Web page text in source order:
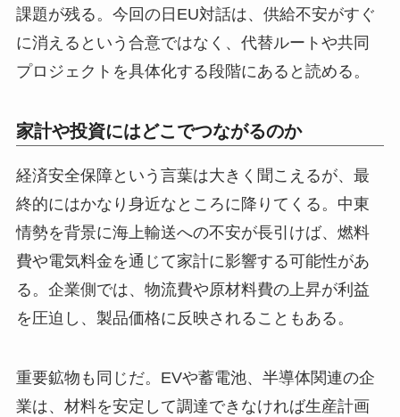
課題が残る。今回の日EU対話は、供給不安がすぐ
に消えるという合意ではなく、代替ルートや共同
プロジェクトを具体化する段階にあると読める。
家計や投資にはどこでつながるのか
経済安全保障という言葉は大きく聞こえるが、最
終的にはかなり身近なところに降りてくる。中東
情勢を背景に海上輸送への不安が長引けば、燃料
費や電気料金を通じて家計に影響する可能性があ
る。企業側では、物流費や原材料費の上昇が利益
を圧迫し、製品価格に反映されることもある。
重要鉱物も同じだ。EVや蓄電池、半導体関連の企
業は、材料を安定して調達できなければ生産計画